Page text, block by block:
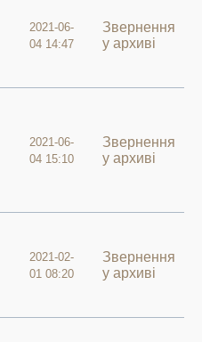
2021-06-
04 14:47
Звернення
у архиві
2021-06-
04 15:10
Звернення
у архиві
2021-02-
01 08:20
Звернення
у архиві